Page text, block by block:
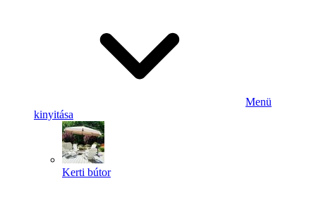
Menü
kinyitása
Kerti bútor